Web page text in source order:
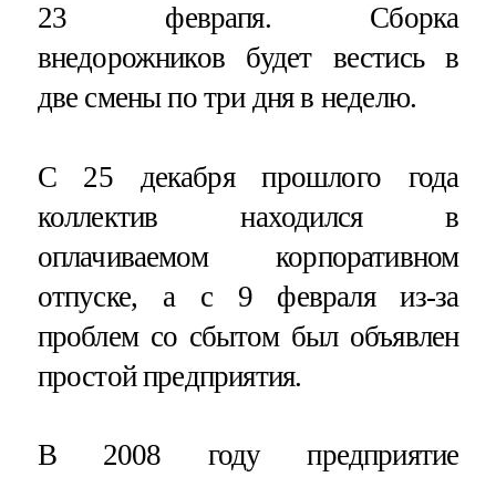
23 феврапя. Сборка
внедорожников будет вестись в
две смены по три дня в неделю.
С 25 декабря прошлого года
коллектив находился в
оплачиваемом корпоративном
отпуске, а с 9 февраля из-за
проблем со сбытом был объявлен
простой предприятия.
В 2008 году предприятие